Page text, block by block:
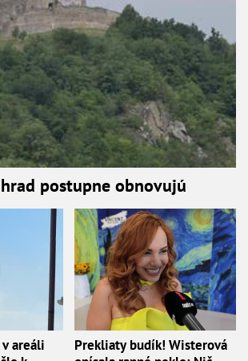
postupne obnovujú
areáli
Prekliaty budík! Wisterová